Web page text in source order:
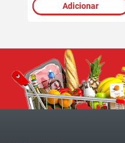
Adicionar